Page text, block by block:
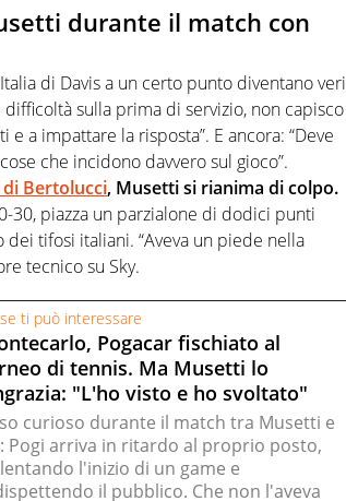
durante il match con
di Davis a un certo punto diventano veri
difficoltà sulla prima di servizio, non capisco
a impattare la risposta”. E ancora: “Deve
che incidono davvero sul gioco”.
Bertolucci, Musetti si rianima di colpo.
30, piazza un parzialone di dodici punti
tifosi italiani. “Aveva un piede nella
tecnico su Sky.
ti può interessare
Pogacar fischiato al
di tennis. Ma Musetti lo
"L'ho visto e ho svoltato"
curioso durante il match tra Musetti e
Pogi arriva in ritardo al proprio posto,
l'inizio di un game e
il pubblico. Che non l'aveva